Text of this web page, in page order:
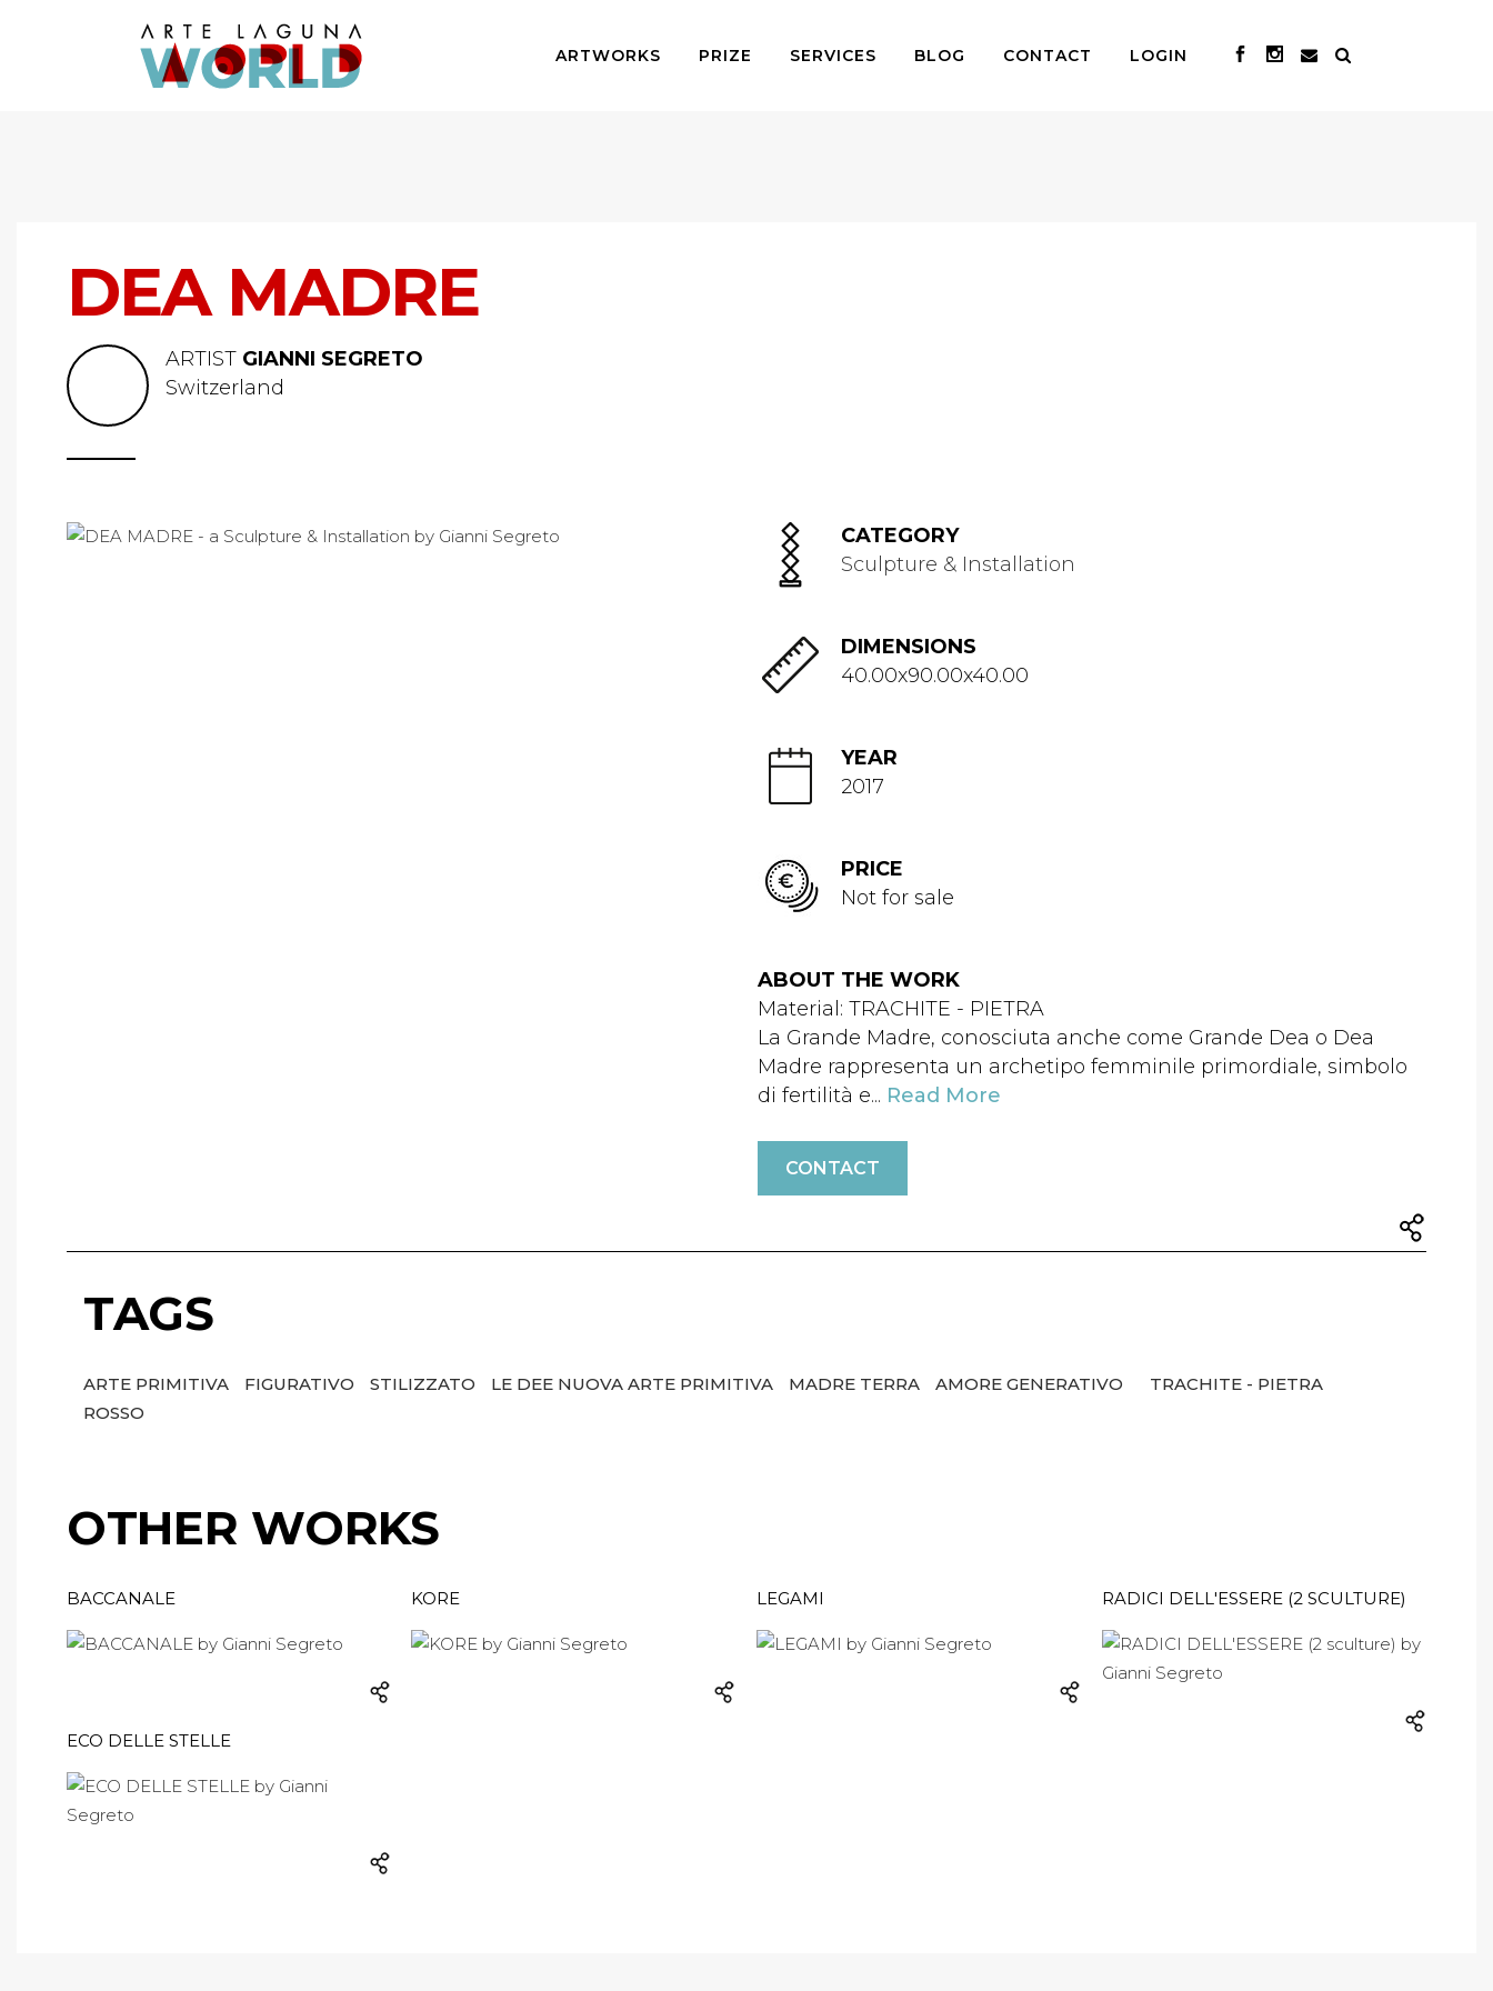
ARTWORKS PRIZE SERVICES BLOG CONTACT LOGIN
DEA MADRE
ARTIST GIANNI SEGRETO
Switzerland
CATEGORY
Sculpture & Installation
DIMENSIONS
40.00x90.00x40.00
YEAR
2017
PRICE
Not for sale
ABOUT THE WORK
Material: TRACHITE - PIETRA
La Grande Madre, conosciuta anche come Grande Dea o Dea
Madre rappresenta un archetipo femminile primordiale, simbolo
di fertilità e... Read More
CONTACT
TAGS
ARTE PRIMITIVA FIGURATIVO STILIZZATO LE DEE NUOVA ARTE PRIMITIVA MADRE TERRA AMORE GENERATIVO
TRACHITE - PIETRA
ROSSO
OTHER WORKS
BACCANALE KORE LEGAMI RADICI DELL'ESSERE (2 SCULTURE)
ECO DELLE STELLE